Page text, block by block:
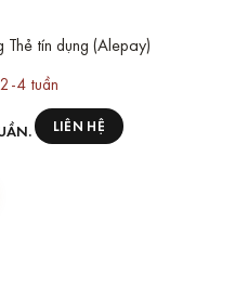
tín dụng (Alepay)
4 tuần
LIÊN HỆ